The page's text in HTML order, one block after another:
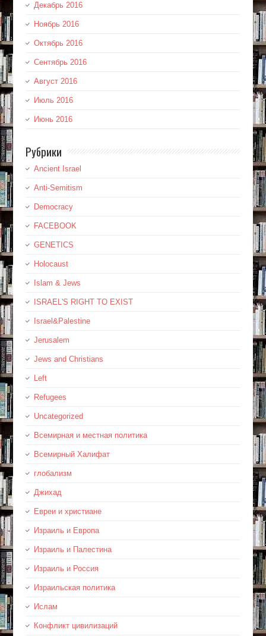
Декабрь 2016
Ноябрь 2016
Октябрь 2016
Сентябрь 2016
Август 2016
Июль 2016
Июнь 2016
Рубрики
Ancient Israel
Anti-Semitism
Democracy
FACEBOOK
GENETICS
Holocaust
Islam & Jews
ISRAEL'S RIGHT TO EXIST
Israel&Palestine
Jerusalem
Jews and Christians
Left
Refugees
Uncategorized
Всемирная и местная политика
Всемирный Халифат
глобализм
Джихад
Евреи и христиане
Израиль и Европа
Израиль и Палестина
Израиль и Россия
Израильская политика
Ислам
Конфликт цивилизаций